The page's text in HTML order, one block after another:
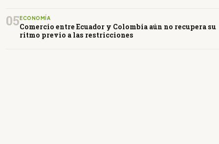
05ECONOMÍA
Comercio entre Ecuador y Colombia aún no recupera su
ritmo previo a las restricciones